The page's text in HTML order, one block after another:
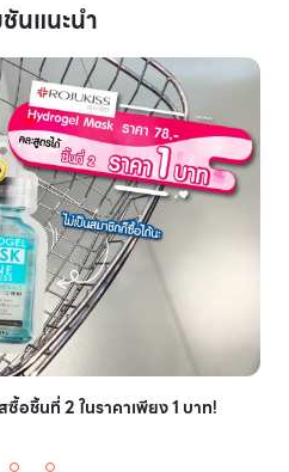
ชันแนะนำ
อชิ้นที่ 2 ในราคาเพียง 1 บาท!